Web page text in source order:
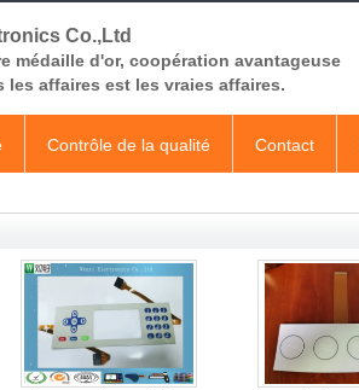
Co.,Ltd
médaille d'or, coopération avantageuse
les affaires est les vraies affaires.
Contrôle de la qualité Contact